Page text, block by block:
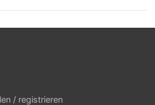
/ registrieren